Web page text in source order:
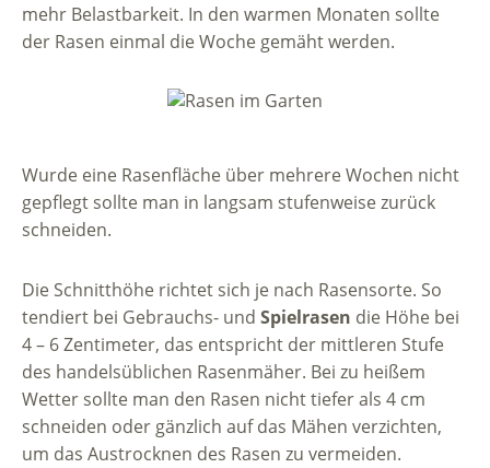
mehr Belastbarkeit. In den warmen Monaten sollte
der Rasen einmal die Woche gemäht werden.
Wurde eine Rasenfläche über mehrere Wochen nicht
gepflegt sollte man in langsam stufenweise zurück
schneiden.
Die Schnitthöhe richtet sich je nach Rasensorte. So
tendiert bei Gebrauchs- und Spielrasen die Höhe bei
4 – 6 Zentimeter, das entspricht der mittleren Stufe
des handelsüblichen Rasenmäher. Bei zu heißem
Wetter sollte man den Rasen nicht tiefer als 4 cm
schneiden oder gänzlich auf das Mähen verzichten,
um das Austrocknen des Rasen zu vermeiden.